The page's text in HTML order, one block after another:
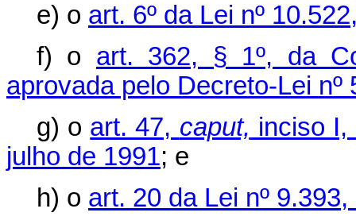
e) o art. 6º da Lei nº
f) o art. 362, § 1º, da
aprovada pelo Decreto-Lei nº
g) o art. 47, caput, inciso I,
julho de 1991; e
h) o art. 20 da Lei nº